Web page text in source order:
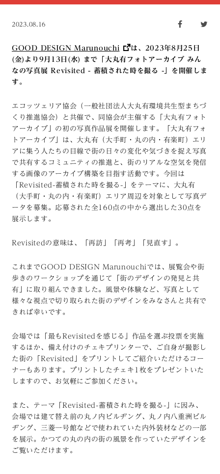
2023.08.16
GOOD DESIGN Marunouchi
は、2023年8月25日
(金)より9月13日(水) まで「大丸有フォトアーカイブ みん
なの写真展 Revisited - 蓄積された時を撮る -」を開催しま
す。
エコッツェリア協会（一般社団法人大丸有環境共生型まちづ
くり推進協会）と共催で、同協会が主催する「大丸有フォト
アーカイブ」の初の写真作品展を開催します。「大丸有フォ
トアーカイブ」は、大丸有（大手町・丸の内・有楽町）エリ
アに集う人たちの目線で街の日々の変化や気づきを捉え写真
で共有するコミュニティの推進と、街のリアルな空気を発信
する画像のアーカイブ構築を目指す活動です。今回は
「Revisited-蓄積された時を撮る-」をテーマに、大丸有
（大手町・丸の内・有楽町）エリア周辺を対象として写真デ
ータを募集。応募された全160点の中から選出した30点を
展示します。
Revisitedの意味は、「再訪」「再考」「見直す」。
これまでGOOD DESIGN Marunouchiでは、展覧会や街
歩きのワークショップを通じて「街のデザインの発見と共
有」に取り組んできました。風景や体験など、写真として
様々な視点で切り取られた街のデザインをみなさんと共有で
きれば幸いです。
会場では「最もRevisitedを感じる」作品を選ぶ投票を実施
するほか、備え付けのチェキプリンターで、ご自身が撮影し
た街の「Revisited」をプリントしてご紹介いただけるコー
ナーもあります。プリントしたチェキ1枚をプレゼントいた
しますので、お気軽にご参加ください。
また、テーマ「Revisited-蓄積された時を撮る-」に因み、
会場では建て替え前の丸ノ内ビルヂング、丸ノ内八重洲ビル
ヂング、三菱一号館などで使われていた内外装材などの一部
を展示。かつての丸の内の街の風景を作っていたデザインを
ご覧いただけます。